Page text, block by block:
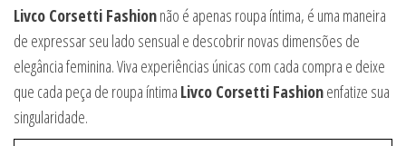
Livco Corsetti Fashionnão é apenas roupa íntima, é uma maneira
de expressar seu lado sensual e descobrir novas dimensões de
elegância feminina. Viva experiências únicas com cada compra e deixe
que cada peça de roupa íntima Livco Corsetti Fashionenfatize sua
singularidade.